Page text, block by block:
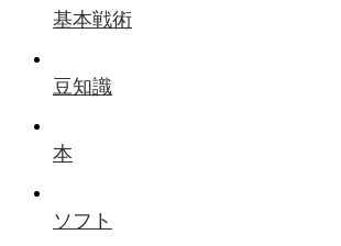
基本戦術
豆知識
本
ソフト